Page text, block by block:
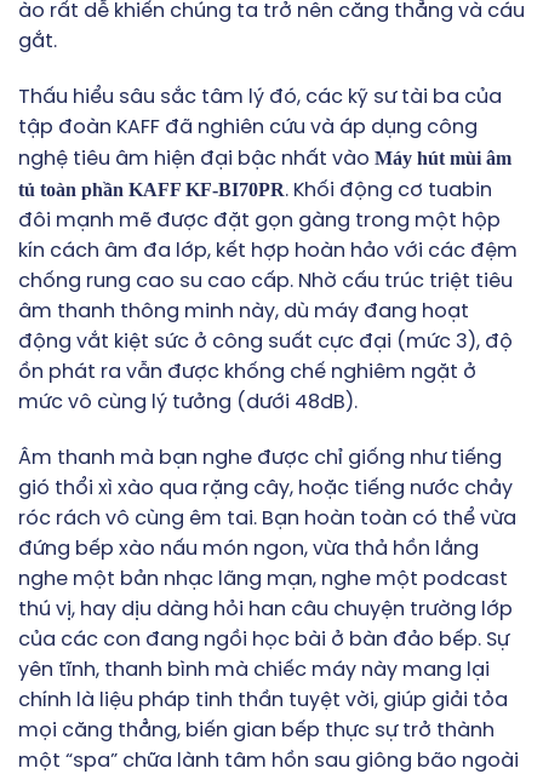
ào rất dễ khiến chúng ta trở nên căng thẳng và cáu
gắt.
Thấu hiểu sâu sắc tâm lý đó, các kỹ sư tài ba của
tập đoàn KAFF đã nghiên cứu và áp dụng công
nghệ tiêu âm hiện đại bậc nhất vào Máy hút mùi âm
tủ toàn phần KAFF KF-BI70PR. Khối động cơ tuabin
đôi mạnh mẽ được đặt gọn gàng trong một hộp
kín cách âm đa lớp, kết hợp hoàn hảo với các đệm
chống rung cao su cao cấp. Nhờ cấu trúc triệt tiêu
âm thanh thông minh này, dù máy đang hoạt
động vắt kiệt sức ở công suất cực đại (mức 3), độ
ồn phát ra vẫn được khống chế nghiêm ngặt ở
mức vô cùng lý tưởng (dưới 48dB).
Âm thanh mà bạn nghe được chỉ giống như tiếng
gió thổi xì xào qua rặng cây, hoặc tiếng nước chảy
róc rách vô cùng êm tai. Bạn hoàn toàn có thể vừa
đứng bếp xào nấu món ngon, vừa thả hồn lắng
nghe một bản nhạc lãng mạn, nghe một podcast
thú vị, hay dịu dàng hỏi han câu chuyện trường lớp
của các con đang ngồi học bài ở bàn đảo bếp. Sự
yên tĩnh, thanh bình mà chiếc máy này mang lại
chính là liệu pháp tinh thần tuyệt vời, giúp giải tỏa
mọi căng thẳng, biến gian bếp thực sự trở thành
một “spa” chữa lành tâm hồn sau giông bão ngoài